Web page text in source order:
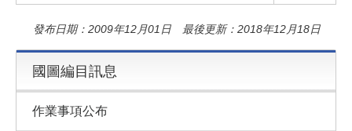
發布日期：2009年12月01日 最後更新：2018年12月18日
國圖編目訊息
作業事項公布